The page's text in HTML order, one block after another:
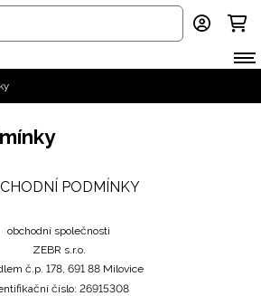
PODMÍNKY
obchodní společnosti
ZEBR s.r.o.
č.p. 178, 691 88 Milovice
číslo: 26915308